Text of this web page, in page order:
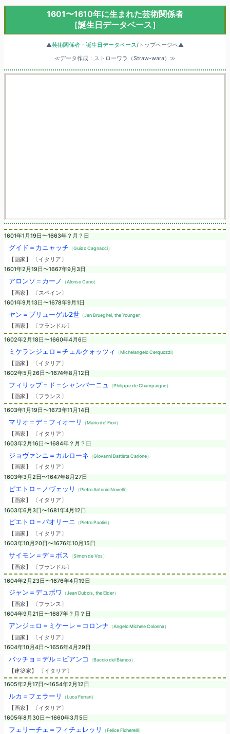
1601〜1610年に生まれた芸術関係者
［誕生日データベース］
▲芸術関係者・誕生日データベース/トップページへ▲
≪データ作成：ストローワラ（Straw-wara）≫
1601年1月19日〜1663年？月？日
グイド＝カニャッチ （Guido Cagnacci）
【画家】 〔イタリア〕
1601年2月19日〜1667年9月3日
アロンソ＝カーノ （Alonso Cano）
【画家】 〔スペイン〕
1601年9月13日〜1678年9月1日
ヤン＝ブリューゲル2世（Jan Brueghel, the Younger）
【画家】 〔フランドル〕
1602年2月18日〜1660年4月6日
ミケランジェロ＝チェルクォッツィ （Michelangelo Cerquozzi）
【画家】 〔イタリア〕
1602年5月26日〜1674年8月12日
フィリップ＝ド＝シャンパーニュ （Philippe de Champaigne）
【画家】 〔フランス〕
1603年1月19日〜1673年11月14日
マリオ＝デ＝フィオーリ （Mario de' Fiori）
【画家】 〔イタリア〕
1603年2月16日〜1684年？月？日
ジョヴァンニ＝カルローネ （Giovanni Battista Carlone）
【画家】 〔イタリア〕
1603年3月2日〜1647年8月27日
ピエトロ＝ノヴェッリ （Pietro Antonio Novelli）
【画家】 〔イタリア〕
1603年6月3日〜1681年4月12日
ピエトロ＝パオリーニ （Pietro Paolini）
【画家】 〔イタリア〕
1603年10月20日〜1676年10月15日
サイモン＝デ＝ボス （Simon de Vos）
【画家】 〔フランドル〕
1604年2月23日〜1676年4月19日
ジャン＝デュボワ （Jean Dubois, the Elder）
【画家】 〔フランス〕
1604年9月21日〜1687年？月？日
アンジェロ＝ミケーレ＝コロンナ （Angelo Michele Colonna）
【画家】 〔イタリア〕
1604年10月4日〜1656年4月29日
バッチョ＝デル＝ビアンコ （Baccio del Bianco）
【建築家】 〔イタリア〕
1605年2月17日〜1654年2月12日
ルカ＝フェラーリ （Luca Ferrari）
【画家】 〔イタリア〕
1605年8月30日〜1660年3月5日
フェリーチェ＝フィチェレッリ （Felice Ficherelli）